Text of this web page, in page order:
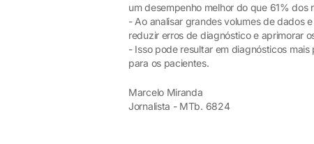
um desempenho melhor do que 61% dos
- Ao analisar grandes volumes de dados
reduzir erros de diagnóstico e aprimorar
- Isso pode resultar em diagnósticos
para os pacientes.
Marcelo Miranda
Jornalista - MTb. 6824